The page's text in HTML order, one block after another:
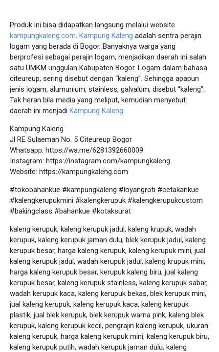
Produk ini bisa didapatkan langsung melalui website
kampungkaleng.com. Kampung Kaleng adalah sentra perajin
logam yang berada di Bogor. Banyaknya warga yang
berprofesi sebagai perajin logam, menjadikan daerah ini salah
satu UMKM unggulan Kabupaten Bogor. Logam dalam bahasa
citeureup, sering disebut dengan “kaleng”. Sehingga apapun
jenis logam, alumunium, stainless, galvalum, disebut “kaleng”.
Tak heran bila media yang meliput, kemudian menyebut
daerah ini menjadi Kampung Kaleng.
Kampung Kaleng
Jl RE Sulaeman No. 5 Citeureup Bogor
Whatsapp: https://wa.me/6281392660009
Instagram: https://instagram.com/kampungkaleng
Website: https://kampungkaleng.com
#tokobahankue #kampungkaleng #loyangroti #cetakankue
#kalengkerupukmini #kalengkerupuk #kalengkerupukcustom
#bakingclass #bahankue #kotaksurat
kaleng kerupuk, kaleng kerupuk jadul, kaleng krupuk, wadah
kerupuk, kaleng kerupuk jaman dulu, blek kerupuk jadul, kaleng
kerupuk besar, harga kaleng kerupuk, kaleng kerupuk mini, jual
kaleng kerupuk jadul, wadah kerupuk jadul, kaleng krupuk mini,
harga kaleng kerupuk besar, kerupuk kaleng biru, jual kaleng
kerupuk besar, kaleng kerupuk stainless, kaleng kerupuk sabar,
wadah kerupuk kaca, kaleng kerupuk bekas, blek kerupuk mini,
jual kaleng kerupuk, kaleng kerupuk kaca, kaleng kerupuk
plastik, jual blek kerupuk, blek kerupuk warna pink, kaleng blek
kerupuk, kaleng kerupuk kecil, pengrajin kaleng kerupuk, ukuran
kaleng kerupuk, harga kaleng kerupuk mini, kaleng kerupuk biru,
kaleng kerupuk putih, wadah kerupuk jaman dulu, kaleng